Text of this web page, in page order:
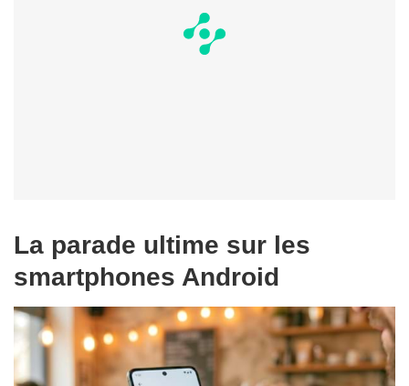
La parade ultime sur les
smartphones Android